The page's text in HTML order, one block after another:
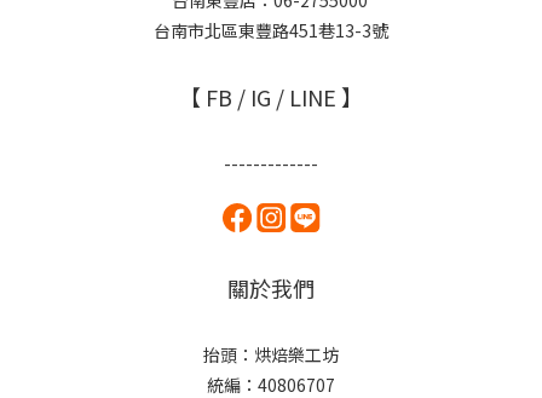
台南市北區東豐路451巷13-3號
【 FB / IG / LINE 】
-------------
關於我們
抬頭：烘焙樂工坊
統編：40806707